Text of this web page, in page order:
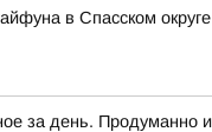
в Спасском округе
за день.